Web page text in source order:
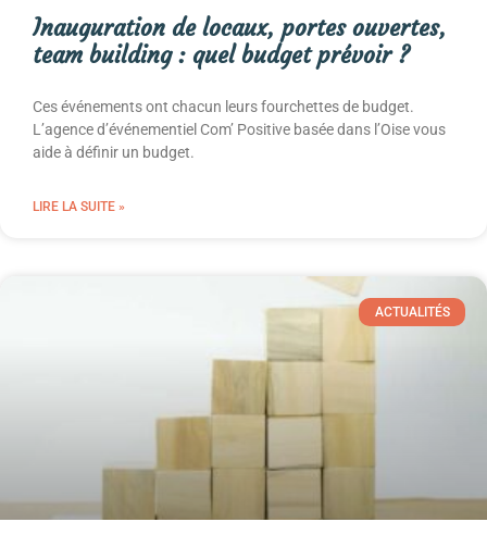
Inauguration de locaux, portes ouvertes,
team building : quel budget prévoir ?
Ces événements ont chacun leurs fourchettes de budget.
L’agence d’événementiel Com’ Positive basée dans l’Oise vous
aide à définir un budget.
LIRE LA SUITE »
ACTUALITÉS